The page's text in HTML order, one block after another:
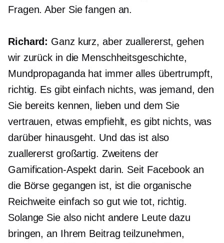
Fragen. Aber Sie fangen an.
Richard: Ganz kurz, aber zuallererst, gehen
wir zurück in die Menschheitsgeschichte,
Mundpropaganda hat immer alles übertrumpft,
richtig. Es gibt einfach nichts, was jemand, den
Sie bereits kennen, lieben und dem Sie
vertrauen, etwas empfiehlt, es gibt nichts, was
darüber hinausgeht. Und das ist also
zuallererst großartig. Zweitens der
Gamification-Aspekt darin. Seit Facebook an
die Börse gegangen ist, ist die organische
Reichweite einfach so gut wie tot, richtig.
Solange Sie also nicht andere Leute dazu
bringen, an Ihrem Beitrag teilzunehmen,